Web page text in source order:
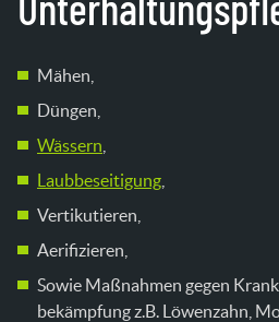
Mähen,
Düngen,
Wässern
Laubbeseitigung
Vertikutieren,
Aerifizieren,
Sowie Maßnahmen gegen
bekämpfung z.B. Löwenzahn,